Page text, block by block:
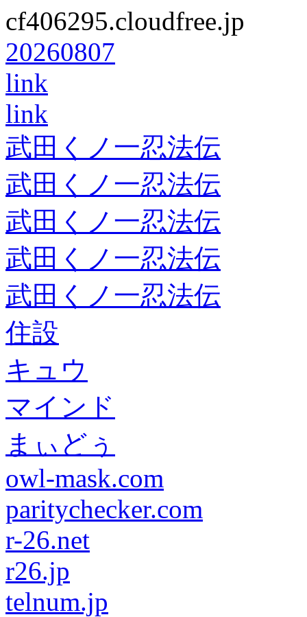
cf406295.cloudfree.jp
20260807
link
link
武田くノ一忍法伝
武田くノ一忍法伝
武田くノ一忍法伝
武田くノ一忍法伝
武田くノ一忍法伝
住設
キュウ
マインド
まぃどぅ
owl-mask.com
paritychecker.com
r-26.net
r26.jp
telnum.jp